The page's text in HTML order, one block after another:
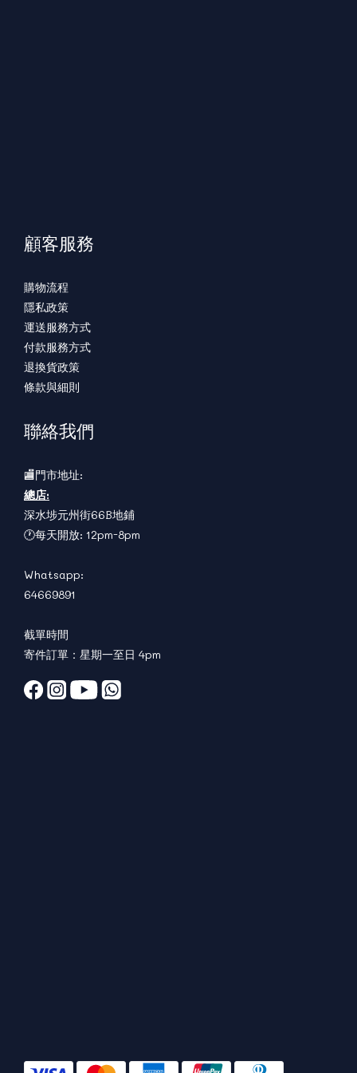
顧客服務
購物流程
隱私政策
運送服務方式
付款服務方式
退換貨政策
條款與細則
聯絡我們
🏬門市地址:
總店:
深水埗元州街66B地鋪
🕐每天開放: 12pm-8pm
Whatsapp:
64669891
截單時間
寄件訂單：星期一至日 4pm